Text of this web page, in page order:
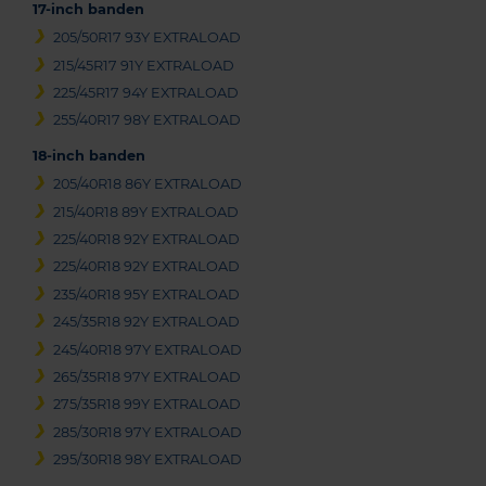
17-inch banden
205/50R17 93Y EXTRALOAD
215/45R17 91Y EXTRALOAD
225/45R17 94Y EXTRALOAD
255/40R17 98Y EXTRALOAD
18-inch banden
205/40R18 86Y EXTRALOAD
215/40R18 89Y EXTRALOAD
225/40R18 92Y EXTRALOAD
225/40R18 92Y EXTRALOAD
235/40R18 95Y EXTRALOAD
245/35R18 92Y EXTRALOAD
245/40R18 97Y EXTRALOAD
265/35R18 97Y EXTRALOAD
275/35R18 99Y EXTRALOAD
285/30R18 97Y EXTRALOAD
295/30R18 98Y EXTRALOAD